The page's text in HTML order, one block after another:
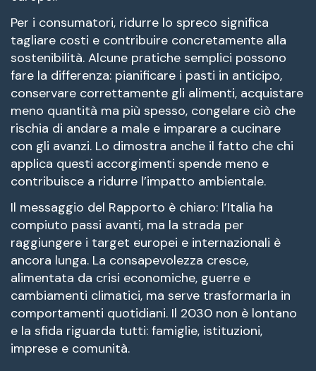
Per i consumatori, ridurre lo spreco significa
tagliare costi e contribuire concretamente alla
sostenibilità. Alcune pratiche semplici possono
fare la differenza: pianificare i pasti in anticipo,
conservare correttamente gli alimenti, acquistare
meno quantità ma più spesso, congelare ciò che
rischia di andare a male e imparare a cucinare
con gli avanzi. Lo dimostra anche il fatto che chi
applica questi accorgimenti spende meno e
contribuisce a ridurre l’impatto ambientale.
Il messaggio del Rapporto è chiaro: l’Italia ha
compiuto passi avanti, ma la strada per
raggiungere i target europei e internazionali è
ancora lunga. La consapevolezza cresce,
alimentata da crisi economiche, guerre e
cambiamenti climatici, ma serve trasformarla in
comportamenti quotidiani. Il 2030 non è lontano
e la sfida riguarda tutti: famiglie, istituzioni,
imprese e comunità.